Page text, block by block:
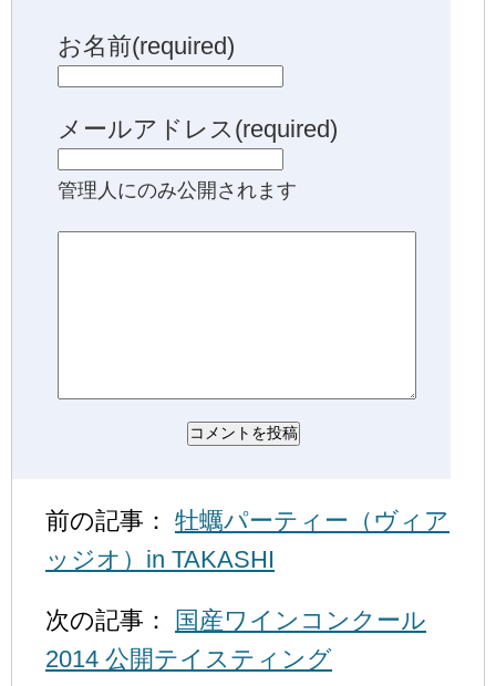
お名前(required)
メールアドレス(required)
管理人にのみ公開されます
前の記事： 牡蠣パーティー（ヴィア
ッジオ）in TAKASHI
次の記事：
国産ワインコンクール
2014 公開テイスティング